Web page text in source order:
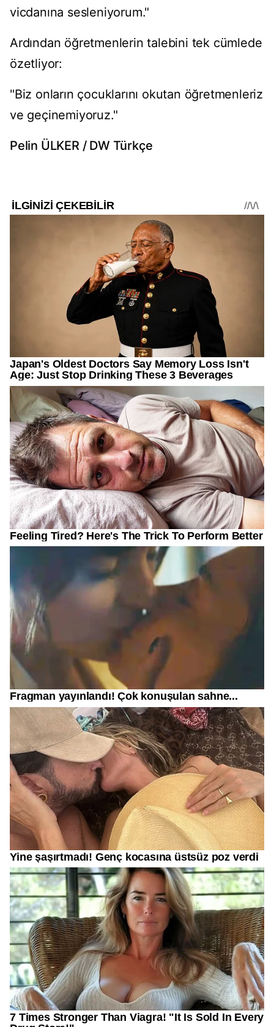
vicdanına sesleniyorum."
Ardından öğretmenlerin talebini tek cümlede
özetliyor:
"Biz onların çocuklarını okutan öğretmenleriz
ve geçinemiyoruz."
Pelin ÜLKER / DW Türkçe